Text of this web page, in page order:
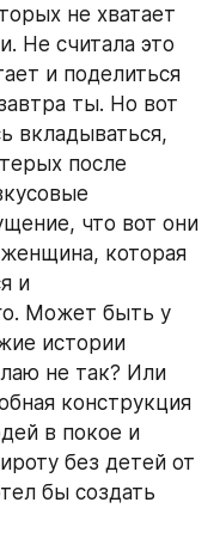
не хватает
Не считала это
и поделиться
ты. Но вот
вкладываться,
после
что вот они
которая
и
Может быть у
истории
не так? Или
конструкция
в покое и
без детей от
бы создать